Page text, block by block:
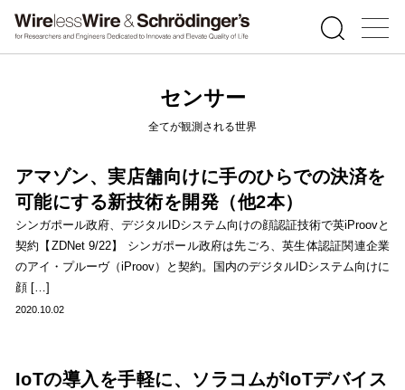
センサー
全てが観測される世界
アマゾン、実店舗向けに手のひらでの決済を
可能にする新技術を開発（他2本）
シンガポール政府、デジタルIDシステム向けの顔認証技術で英iProovと
契約【ZDNet 9/22】 シンガポール政府は先ごろ、英生体認証関連企業
のアイ・プルーヴ（iProov）と契約。国内のデジタルIDシステム向けに
顔 […]
2020.10.02
IoTの導入を手軽に、ソラコムがIoTデバイス